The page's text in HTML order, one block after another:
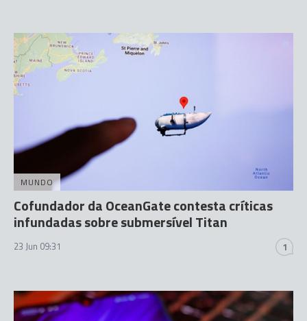
MUNDO
Cofundador da OceanGate contesta críticas
infundadas sobre submersível Titan
23 Jun 09:31 1